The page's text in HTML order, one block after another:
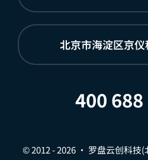
北京市海淀区京
400
© 2012 - 2026 • 罗盘云创科技(